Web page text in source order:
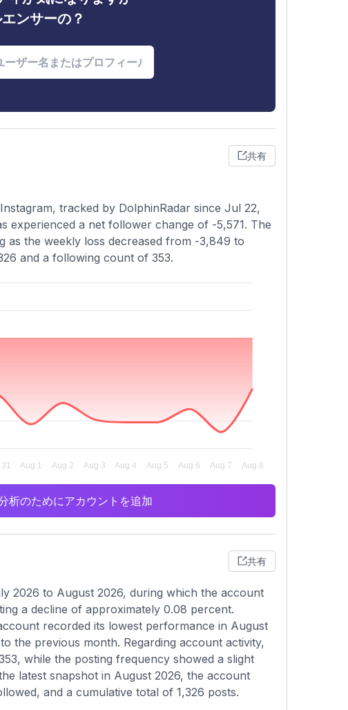
ンサーの？
共有
tracked by DolphinRadar since Jul 22,
experienced a net follower change of -5,571. The
as the weekly loss decreased from -3,849 to
and a following count of 353.
析のためにアカウントを追加
共有
2026 to August 2026, during which the account
a decline of approximately 0.08 percent.
recorded its lowest performance in August
the previous month. Regarding account activity,
while the posting frequency showed a slight
latest snapshot in August 2026, the account
and a cumulative total of 1,326 posts.